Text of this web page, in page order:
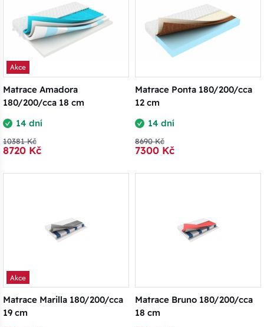
Akce
Matrace Amadora
180/200/cca 18 cm
14 dní
10381 Kč
8720 Kč
Matrace Ponta 180/200/cca
12 cm
14 dní
8690 Kč
7300 Kč
Akce
Matrace Marilla 180/200/cca
19 cm
Matrace Bruno 180/200/cca
18 cm